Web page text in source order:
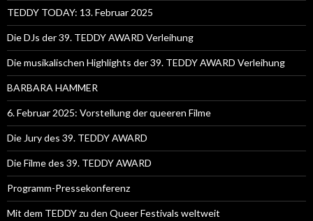
TEDDY TODAY: 13. Februar 2025
Die DJs der 39. TEDDY AWARD Verleihung
Die musikalischen Highlights der 39. TEDDY AWARD Verleihung
BARBARA HAMMER
6. Februar 2025: Vorstellung der queeren Filme
Die Jury des 39. TEDDY AWARD
Die Filme des 39. TEDDY AWARD
Programm-Pressekonferenz
Mit dem TEDDY zu den Queer Festivals weltweit